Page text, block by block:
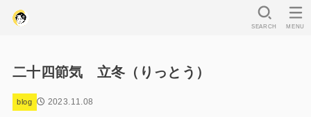
SEARCH MENU
二十四節気 立冬（りっとう）
blog 2023.11.08